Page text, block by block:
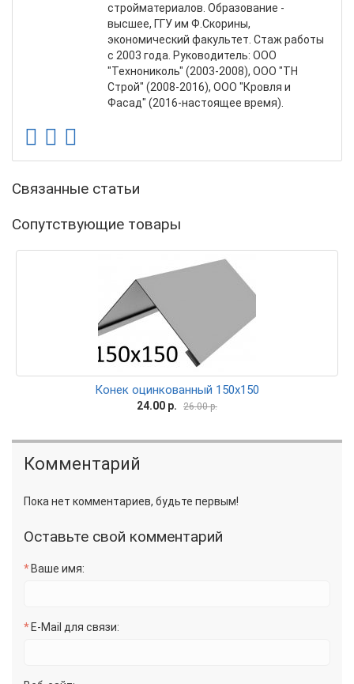
стройматериалов. Образование -
высшее, ГГУ им Ф.Скорины,
экономический факультет. Стаж работы
с 2003 года. Руководитель: ООО
"Технониколь" (2003-2008), ООО "ТН
Строй" (2008-2016), ООО "Кровля и
Фасад" (2016-настоящее время).
Связанные статьи
Сопутствующие товары
Конек оцинкованный 150х150
24.00 р. 26.00 р.
Комментарий
Пока нет комментариев, будьте первым!
Оставьте свой комментарий
Ваше имя:
E-Mail для связи: